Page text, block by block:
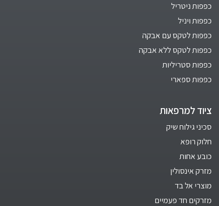
כפפות ניטריל
כפפות ויניל
כפפות לטקס עם אבקה
כפפות לטקס ללא אבקה
כפפות סטריליות
כפפות ספארי
ציוד למרפאות
סכיני גילוח שיק
חלוק רופא
כובע אחות
מזרק אינסולין
מוצרי אל בד
מזרקים חד פעמיים